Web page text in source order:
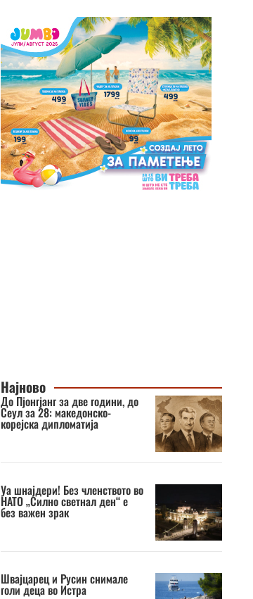
Најново
До Пјонгјанг за две години, до
Сеул за 28: македонско-
корејска дипломатија
Уа шнајдери! Без членството во
НАТО „Силно светнал ден“ е
без важен зрак
Швајцарец и Русин снимале
голи деца во Истра